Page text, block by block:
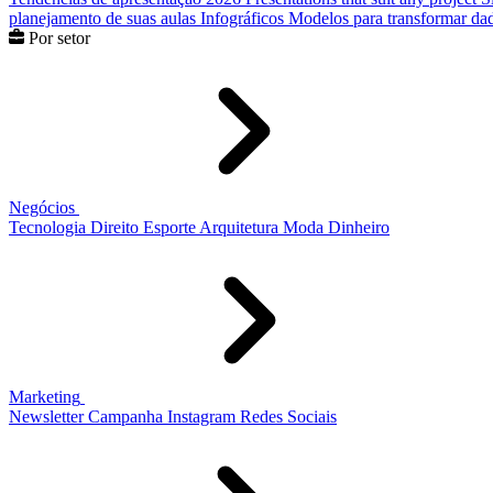
planejamento de suas aulas Infográficos Modelos para transformar
Por setor
Negócios
Tecnologia Direito Esporte Arquitetura Moda Dinheiro
Marketing
Newsletter Campanha Instagram Redes Sociais